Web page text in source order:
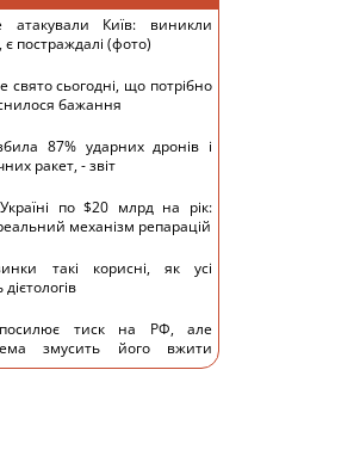
атакували Київ: виникли
постраждалі (фото)
свято сьогодні, що потрібно
бажання
87% ударних дронів і
ракет, - звіт
по $20 млрд на рік:
механізм репарацій
такі корисні, як усі
тиск на РФ, але
змусить його вжити